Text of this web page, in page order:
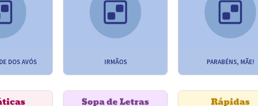
DOS AVÓS IRMÃOS PARABÉNS, MÃE!